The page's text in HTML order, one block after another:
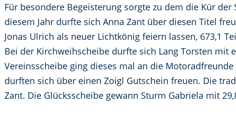
Für besondere Begeisterung sorgte zu dem die Kür
diesem Jahr durfte sich Anna Zant über diesen Titel
Jonas Ulrich als neuer Lichtkönig feiern lassen, 673,1
Bei der Kirchweihscheibe durfte sich Lang Torsten mit
Vereinsscheibe ging dieses mal an die
durften sich über einen Zoigl Gutschein freuen. Die
Zant. Die Glücksscheibe gewann Sturm Gabriela mit